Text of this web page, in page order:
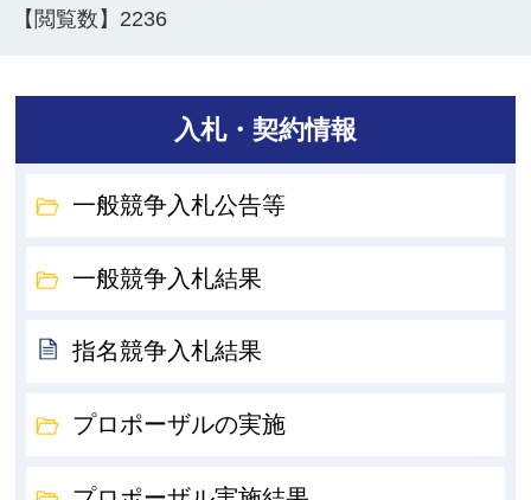
【閲覧数】 2236
入札・契約情報
一般競争入札公告等
一般競争入札結果
指名競争入札結果
プロポーザルの実施